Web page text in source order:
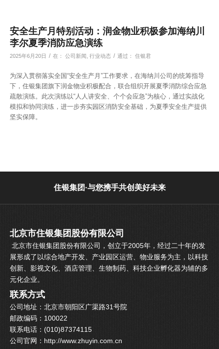
安全生产月特别活动：润金物业积极参加海纳川
李尔夏季消防应急演练
2025年6月20日 / 在： 公司新闻 行业动态 / 通过： 住银君
为深入贯彻落实全国“安全生产月”工作要求，在海纳川公司的统筹指导
下，住银集团旗下润金物业积极配合，联合组织开展夏季消防综合应急
疏散演练。此次演练以“人人讲安全、个个会应急”为核心，通过实战化
模拟和协同演练，进一步夯实园区消防安全基础，为夏季安全生产提供
坚实保障。
住银集团·与您携手共创美好未来
北京市住银集团股份有限公司
北京市住银集团股份有限公司，创立于2005年，经过二十年的发
展形成了以综合地产开发、产业园区运营、物业服务为主，以科技
创新、影视文化、酒店管理、生物制药、科技企业孵化器为辅的多
元化企业。
联系方式
公司地址：北京市朝阳区广渠路31号院
邮政编码：100022
联系电话：(010)87374115
公司官网：http://www.zhuyin.com.cn